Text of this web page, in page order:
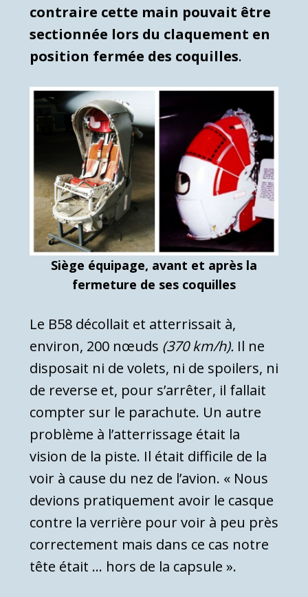
contraire cette main pouvait être
sectionnée lors du claquement en
position fermée des coquilles.
Siège équipage, avant et après la
fermeture de ses coquilles
Le B58 décollait et atterrissait à,
environ, 200 nœuds (370 km/h). Il ne
disposait ni de volets, ni de spoilers, ni
de reverse et, pour s’arrêter, il fallait
compter sur le parachute. Un autre
problème à l’atterrissage était la
vision de la piste. Il était difficile de la
voir à cause du nez de l’avion. « Nous
devions pratiquement avoir le casque
contre la verrière pour voir à peu près
correctement mais dans ce cas notre
tête était … hors de la capsule ».